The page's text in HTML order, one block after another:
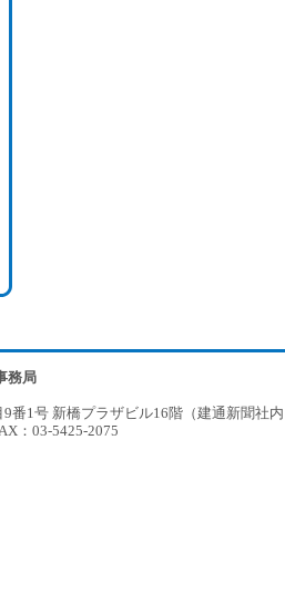
務局
番1号 新橋プラザビル16階（建通新聞社
：03-5425-2075